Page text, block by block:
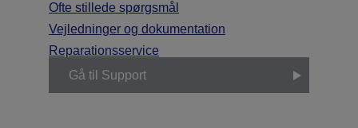
Ofte stillede spørgsmål
Vejledninger og dokumentation
Reparationsservice
Gå til Support